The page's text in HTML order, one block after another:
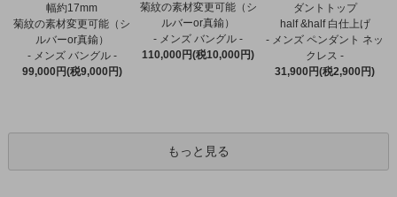
幅約17mm
菊紋の素材変更可能（シ
ルバーor真鍮）
- メンズ バングル -
99,000円(税9,000円)
菊紋の素材変更可能（シ
ルバーor真鍮）
- メンズ バングル -
110,000円(税10,000円)
ダントトップ
half &half 白仕上げ
- メンズ ペンダント ネッ
クレス -
31,900円(税2,900円)
もっと見る